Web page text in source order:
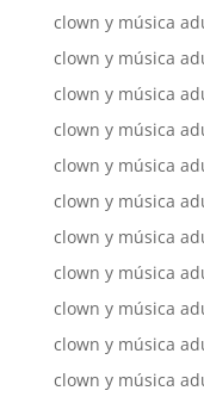
clown y música
clown y música
clown y música
clown y música
clown y música
clown y música
clown y música
clown y música
clown y música
clown y música
clown y música